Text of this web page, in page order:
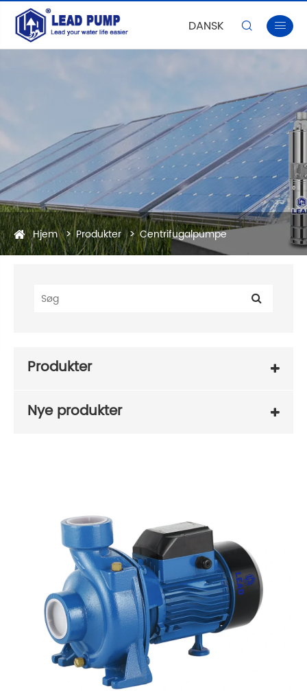
DANSK  
Hjem Produkter Centrifugalpumpe
Produkter
Nye produkter